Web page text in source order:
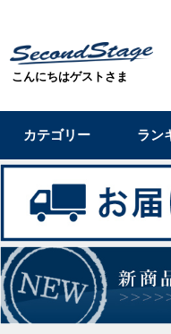
こんにちはゲストさま
カテゴリー ラン